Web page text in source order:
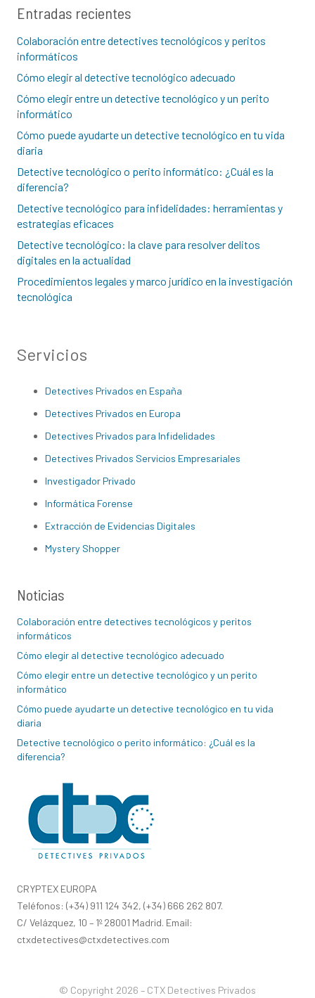
Entradas recientes
Colaboración entre detectives tecnológicos y peritos
informáticos
Cómo elegir al detective tecnológico adecuado
Cómo elegir entre un detective tecnológico y un perito
informático
Cómo puede ayudarte un detective tecnológico en tu vida
diaria
Detective tecnológico o perito informático: ¿Cuál es la
diferencia?
Detective tecnológico para infidelidades: herramientas y
estrategias eficaces
Detective tecnológico: la clave para resolver delitos
digitales en la actualidad
Procedimientos legales y marco jurídico en la investigación
tecnológica
Servicios
Detectives Privados en España
Detectives Privados en Europa
Detectives Privados para Infidelidades
Detectives Privados Servicios Empresariales
Investigador Privado
Informática Forense
Extracción de Evidencias Digitales
Mystery Shopper
Noticias
Colaboración entre detectives tecnológicos y peritos
informáticos
Cómo elegir al detective tecnológico adecuado
Cómo elegir entre un detective tecnológico y un perito
informático
Cómo puede ayudarte un detective tecnológico en tu vida
diaria
Detective tecnológico o perito informático: ¿Cuál es la
diferencia?
CRYPTEX EUROPA
Teléfonos: (+34) 911 124 342, (+34) 666 262 807.
C/ Velázquez, 10 – 1º 28001 Madrid. Email:
ctxdetectives@ctxdetectives.com
© Copyright 2026 – CTX Detectives Privados